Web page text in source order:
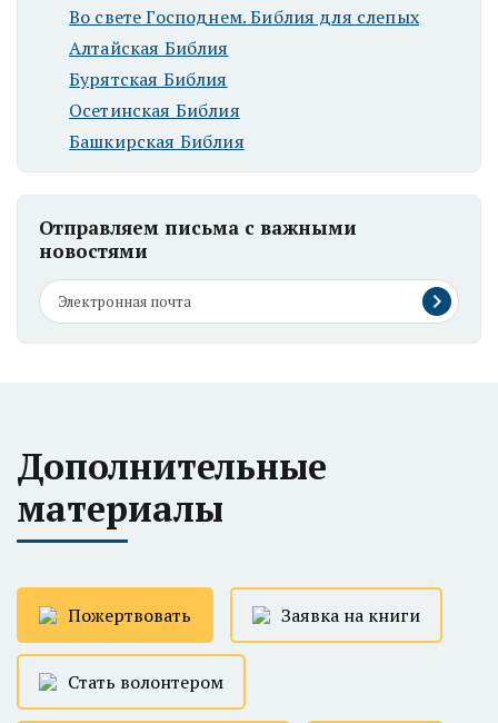
Во свете Господнем. Библия для слепых
Алтайская Библия
Бурятская Библия
Осетинская Библия
Башкирская Библия
Отправляем письма с важными
новостями
Дополнительные
материалы
Пожертвовать Заявка на книги
Стать волонтером